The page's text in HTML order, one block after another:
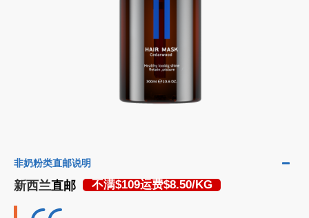
非奶粉类直邮说明
新西兰直邮 不满$109运费$8.50/KG